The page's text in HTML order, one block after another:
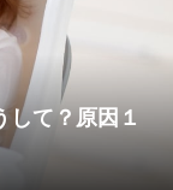
て？原因１